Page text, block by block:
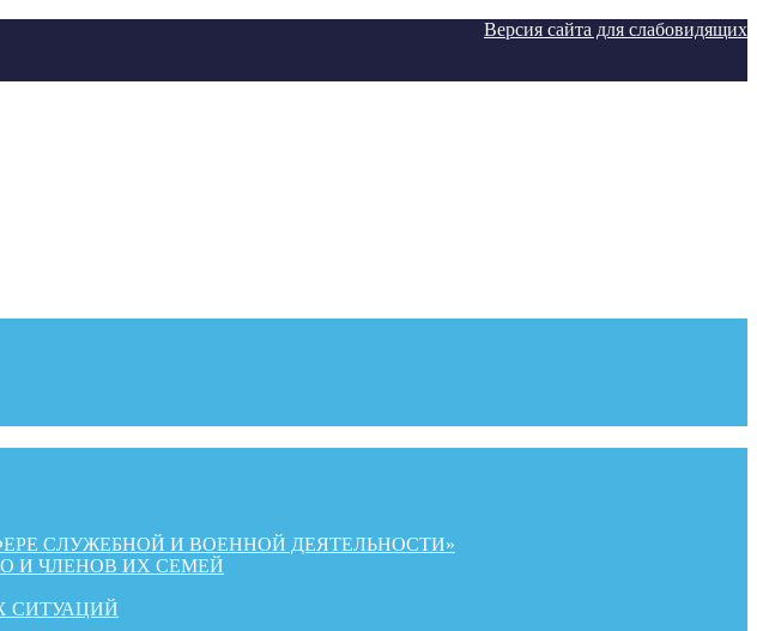
Версия сайта для слабовидящих
СЛУЖЕБНОЙ И ВОЕННОЙ ДЕЯТЕЛЬНОСТИ»
И ЧЛЕНОВ ИХ СЕМЕЙ
СИТУАЦИЙ